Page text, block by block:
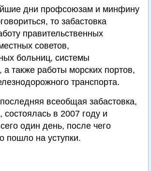
дни профсоюзам и минфину
то забастовка
правительственных
советов,
больниц, системы
также работы морских портов,
транспорта.
всеобщая забастовка,
состоялась в 2007 году и
один день, после чего
пошло на уступки.